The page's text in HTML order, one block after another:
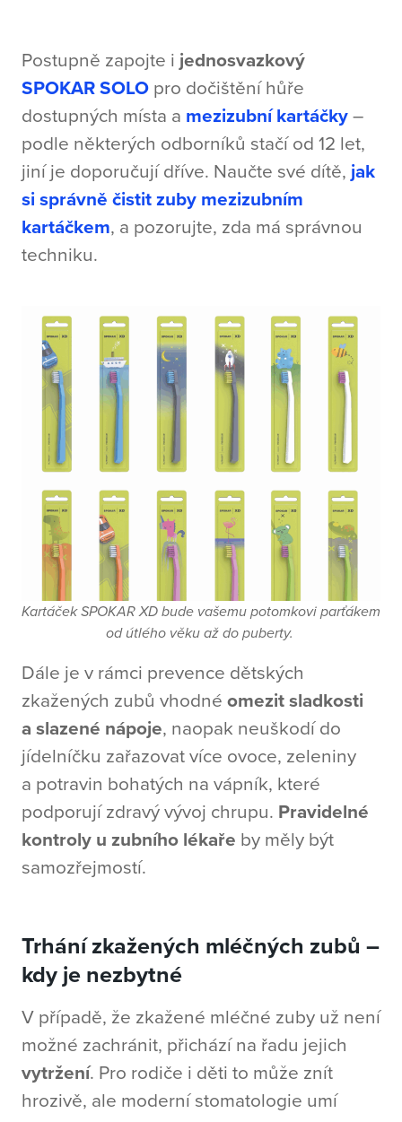
Postupně zapojte i jednosvazkový
SPOKAR SOLO pro dočištění hůře
dostupných místa a mezizubní kartáčky–
podle některých odborníků stačí od 12 let,
jiní je doporučují dříve. Naučte své dítě, jak
si správně čistit zuby mezizubním
kartáčkem, a pozorujte, zda má správnou
techniku.
Kartáček SPOKAR XD bude vašemu potomkovi parťákem
od útlého věku až do puberty.
Dále je v rámci prevence dětských
zkažených zubů vhodné omezit sladkosti
a slazené nápoje, naopak neuškodí do
jídelníčku zařazovat více ovoce, zeleniny
a potravin bohatých na vápník, které
podporují zdravý vývoj chrupu. Pravidelné
kontroly u zubního lékaře by měly být
samozřejmostí.
Trhání zkažených mléčných zubů –
kdy je nezbytné
V případě, že zkažené mléčné zuby už není
možné zachránit, přichází na řadu jejich
vytržení. Pro rodiče i děti to může znít
hrozivě, ale moderní stomatologie umí